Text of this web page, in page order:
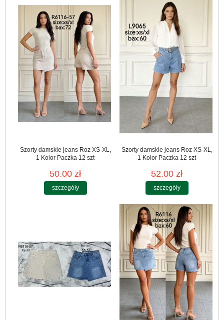
Szorty damskie jeans Roz XS-XL,
1 Kolor Paczka 12 szt
50.00 zł
szczegóły
Szorty damskie jeans Roz XS-XL,
1 Kolor Paczka 12 szt
52.00 zł
szczegóły